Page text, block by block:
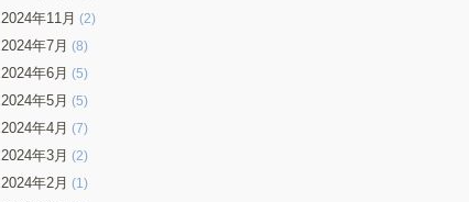
2024年11月 (2)
2024年7月 (8)
2024年6月 (5)
2024年5月 (5)
2024年4月 (7)
2024年3月 (2)
2024年2月 (1)